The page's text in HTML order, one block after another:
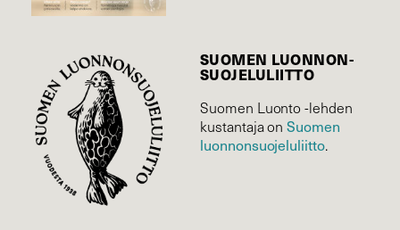
SUOMEN LUONNON­
SUOJELU­LIITTO
Suomen Luonto -lehden
kustantaja onSuomen
luonnonsuojelu­liitto.